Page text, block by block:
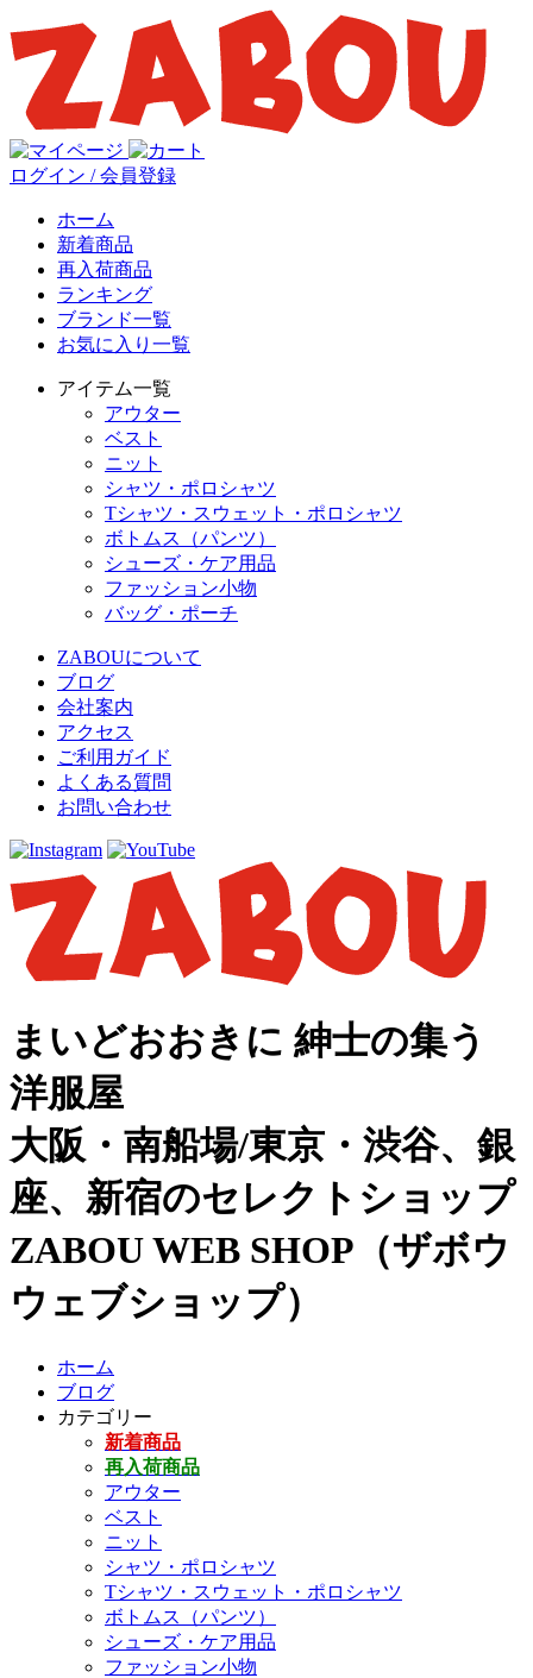
ログイン / 会員登録
ホーム
新着商品
再入荷商品
ランキング
ブランド一覧
お気に入り一覧
アイテム一覧
アウター
ベスト
ニット
シャツ・ポロシャツ
Tシャツ・スウェット・ポロシャツ
ボトムス（パンツ）
シューズ・ケア用品
ファッション小物
バッグ・ポーチ
ZABOUについて
ブログ
会社案内
アクセス
ご利用ガイド
よくある質問
お問い合わせ
まいどおおきに 紳士の集う
洋服屋
大阪・南船場/東京・渋谷、銀
座、新宿のセレクトショップ
ZABOU WEB SHOP（ザボウ
ウェブショップ）
ホーム
ブログ
カテゴリー
新着商品
再入荷商品
アウター
ベスト
ニット
シャツ・ポロシャツ
Tシャツ・スウェット・ポロシャツ
ボトムス（パンツ）
シューズ・ケア用品
ファッション小物